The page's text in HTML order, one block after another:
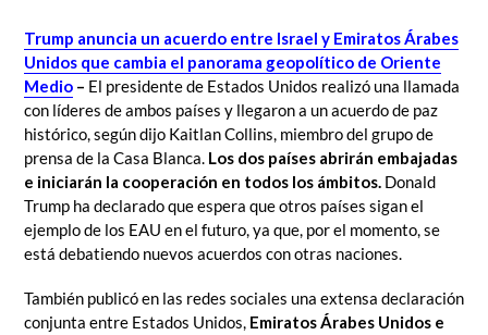
Trump anuncia un acuerdo entre Israel y Emiratos Árabes
Unidos que cambia el panorama geopolítico de Oriente
Medio – El presidente de Estados Unidos realizó una llamada
con líderes de ambos países y llegaron a un acuerdo de paz
histórico, según dijo Kaitlan Collins, miembro del grupo de
prensa de la Casa Blanca. Los dos países abrirán embajadas
e iniciarán la cooperación en todos los ámbitos. Donald
Trump ha declarado que espera que otros países sigan el
ejemplo de los EAU en el futuro, ya que, por el momento, se
está debatiendo nuevos acuerdos con otras naciones.
También publicó en las redes sociales una extensa declaración
conjunta entre Estados Unidos, Emiratos Árabes Unidos e